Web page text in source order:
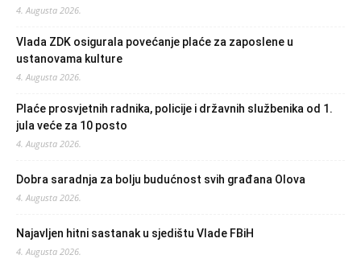
4. Augusta 2026.
Vlada ZDK osigurala povećanje plaće za zaposlene u
ustanovama kulture
4. Augusta 2026.
Plaće prosvjetnih radnika, policije i državnih službenika od 1.
jula veće za 10 posto
4. Augusta 2026.
Dobra saradnja za bolju budućnost svih građana Olova
4. Augusta 2026.
Najavljen hitni sastanak u sjedištu Vlade FBiH
4. Augusta 2026.